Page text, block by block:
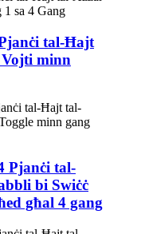
tal-Ħajt
minn
Pjanċi tal-
bi Swiċċ
għal 4 gang